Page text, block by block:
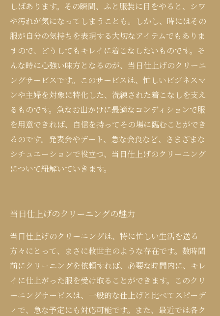
しばあります。その瞬間、ふと服装に目をやると、シワ
や汚れが気になってしまうことも。しかし、時にはその
服が自分の気持ちを表現する大切なアイテムでもありま
すので、どうしてもキレイに着こなしたいものです。そ
んな時に心強い味方となるのが、当日仕上げのクリーニ
ングサービスです。このサービスは、忙しいビジネスマ
ンや主婦を対象に特化した、洗練された着こなしを支え
るものです。急なお出かけに最適なコンディションで服
を用意できれば、自信を持ってその場に臨むことができ
るのです。発表会やデート、急な会食など、さまざまな
シチュエーションで役立つ、当日仕上げのクリーニング
について紐解いていきます。
当日仕上げのクリーニングの魅力
当日仕上げのクリーニングは、特に忙しい生活を送る
方々にとって、まさに救世主のような存在です。数時間
前にクリーニングを依頼すれば、必要な時間内に、キレ
イに仕上がった服を受け取ることができます。このクリ
ーニングサービスは、一般的な仕上げと比べてスピーデ
ィで、急な予定にも対応可能です。また、最近では各ク